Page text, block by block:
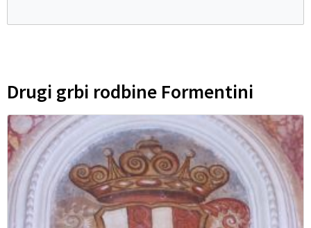
Drugi grbi rodbine Formentini